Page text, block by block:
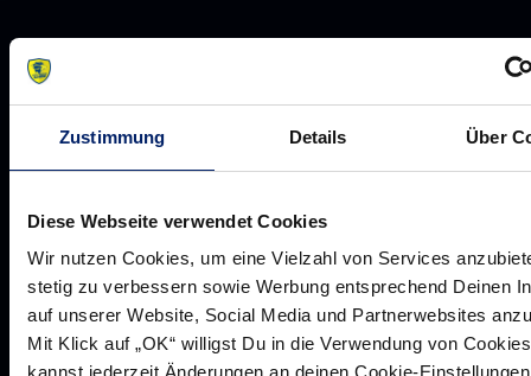
Zustimmung Details Über
Diese Webseite verwendet Cookies
Wir nutzen Cookies, um eine Vielzahl von Services
stetig zu verbessern sowie Werbung entsprechend Deinen
auf unserer Website, Social Media und Partnerwebsites
Mit Klick auf „OK“ willigst Du in die Verwendung von
kannst jederzeit Änderungen an deinen Cookie-Einstellungen
Historie
Jobs
Ansprechpartner*innen